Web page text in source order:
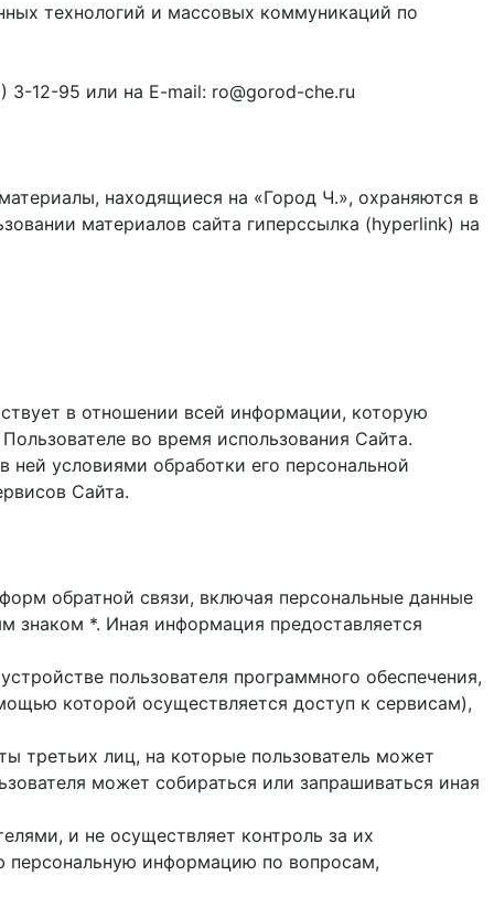
технологий и массовых коммуникаций по
12-95 или на E-mail: ro@gorod-che.ru
находящиеся на «Город Ч.», охраняются в
материалов сайта гиперссылка (hyperlink) на
в отношении всей информации, которую
во время использования Cайта.
ней условиями обработки его персональной
Сайта.
обратной связи, включая персональные данные
знаком *. Иная информация предоставляется
пользователя программного обеспечения,
которой осуществляется доступ к cервисам),
третьих лиц, на которые пользователь может
может собираться или запрашиваться иная
и не осуществляет контроль за их
персональную информацию по вопросам,